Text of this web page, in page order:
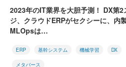
2023年のIT業界を大胆予測！ DX第2
ジ、クラウドERPがセクシーに、内製
MLOpsは…
ERP 基幹システム 機械学習 DX
メタバース